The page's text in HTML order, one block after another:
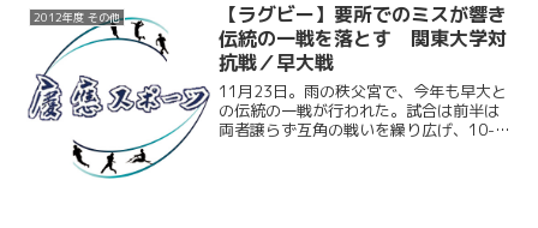
2012年度 その他
【ラグビー】要所でのミスが響き
伝統の一戦を落とす 関東大学対
抗戦／早大戦
11月23日。雨の秩父宮で、今年も早大と
の伝統の一戦が行われた。試合は前半は
両者譲らず互角の戦いを繰り広げ、10-